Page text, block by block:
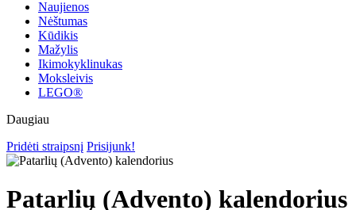
Naujienos
Nėštumas
Kūdikis
Mažylis
Ikimokyklinukas
Moksleivis
LEGO®
Daugiau
Pridėti straipsnį Prisijunk!
Patarlių (Advento) kalendorius